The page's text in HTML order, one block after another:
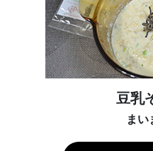
豆乳
まい